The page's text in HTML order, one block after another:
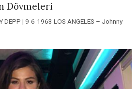
Dövmeleri
DEPP | 9-6-1963 LOS ANGELES – Johnny